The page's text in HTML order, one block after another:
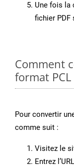
Une fois la
fichier PDF
Comment
format PCL
Pour convertir
comme suit :
Visitez le
Entrez